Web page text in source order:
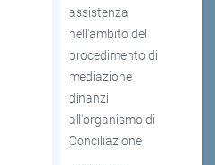
assistenza
nell'ambito del
procedimento di
mediazione
dinanzi
all'organismo di
Conciliazione